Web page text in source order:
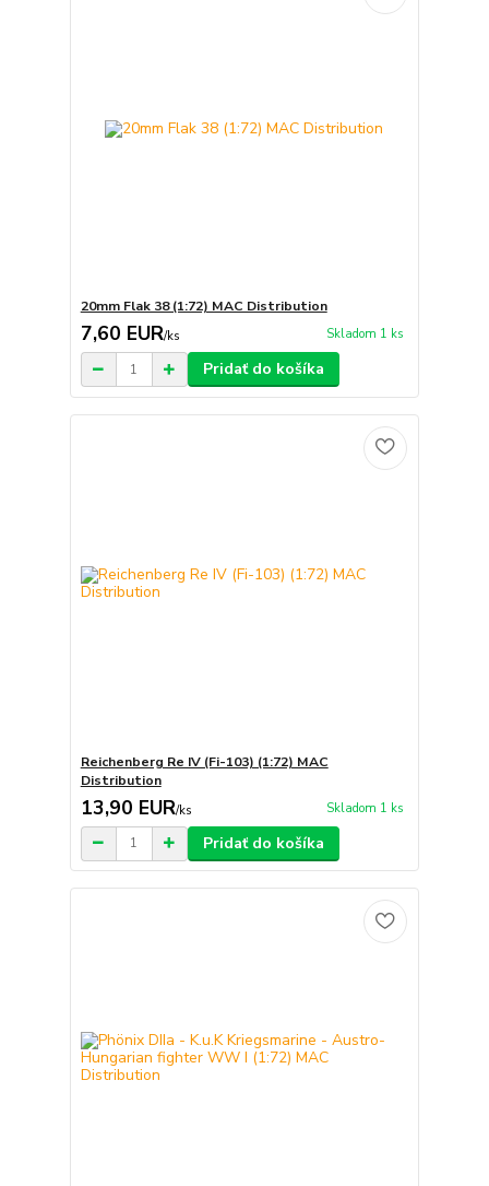
20mm Flak 38 (1:72) MAC Distribution
7,60 EUR/ks Skladom 1 ks
Pridať do košíka
Reichenberg Re IV (Fi-103) (1:72) MAC
Distribution
13,90 EUR/ks Skladom 1 ks
Pridať do košíka